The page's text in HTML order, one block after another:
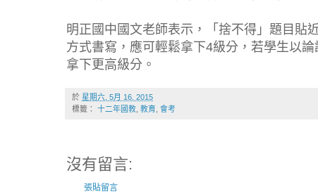
明正國中國文老師表示，「捨不得」題目貼
方式書寫，應可輕鬆拿下4級分，若學生以
拿下更高級分。
於 星期六, 5月 16, 2015
標籤： 十二年國教 教育 會考
沒有留言:
張貼留言